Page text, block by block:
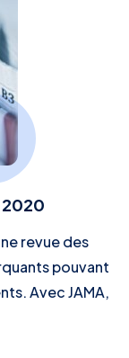
2020
revue des
pouvant
Avec JAMA,